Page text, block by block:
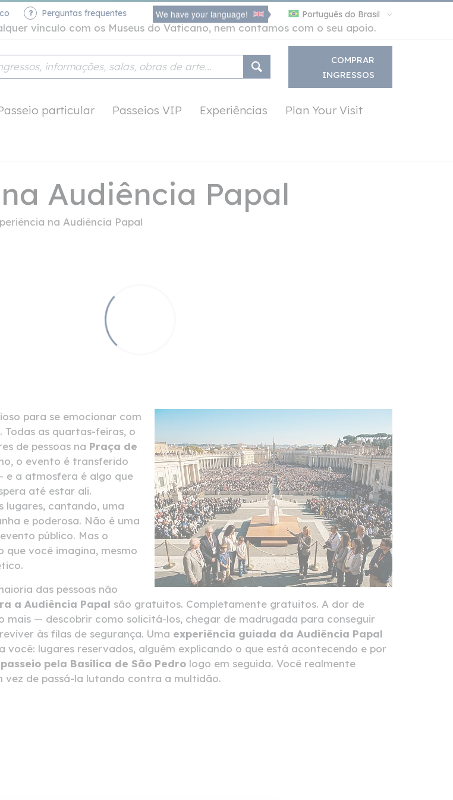
Perguntas frequentes We have your language! Português do Brasil
vínculo com os Museus do Vaticano, nem contamos com o seu apoio.
COMPRAR
INGRESSOS
particular Passeios VIP Experiências Plan Your Visit
Audiência Papal
na Audiência Papal
para se emocionar com
. Todas as quartas-feiras, o
de pessoas na Praça de
o evento é transferido
e a atmosfera é algo que
até estar ali.
lugares, cantando, uma
e poderosa. Não é uma
público. Mas o
você imagina, mesmo
das pessoas não
a Audiência Papal são gratuitos. Completamente gratuitos. A dor de
mais — descobrir como solicitá-los, chegar de madrugada para conseguir
às filas de segurança. Uma experiência guiada da Audiência Papal
você: lugares reservados, alguém explicando o que está acontecendo e por
passeio pela Basílica de São Pedrologo em seguida. Você realmente
vez de passá-la lutando contra a multidão.